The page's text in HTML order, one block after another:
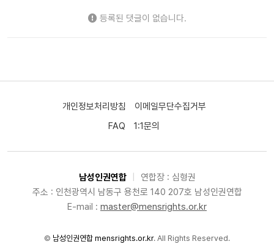
등록된 댓글이 없습니다.
개인정보처리방침
이메일무단수집거부
FAQ
1:1문의
남성인권연합
연합장 : 심형권
주소 : 인천광역시 남동구 용천로 140 207호 남성인권연합
E-mail : master@mensrights.or.kr
© 남성인권연합 mensrights.or.kr. All Rights Reserved.